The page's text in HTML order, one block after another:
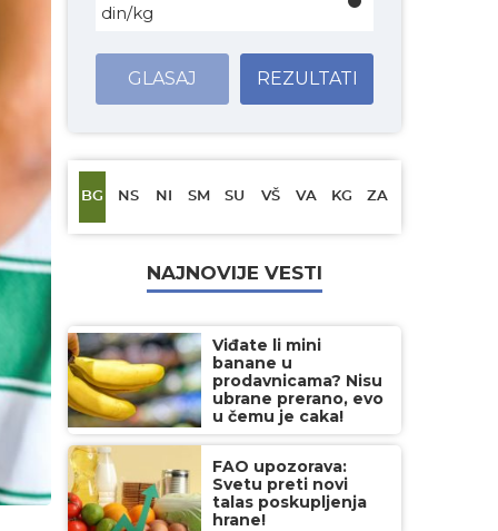
din/kg
GLASAJ REZULTATI
BG NS NI SM SU VŠ VA KG ZA
NAJNOVIJE VESTI
Viđate li mini
banane u
prodavnicama? Nisu
ubrane prerano, evo
u čemu je caka!
FAO upozorava:
Svetu preti novi
talas poskupljenja
hrane!